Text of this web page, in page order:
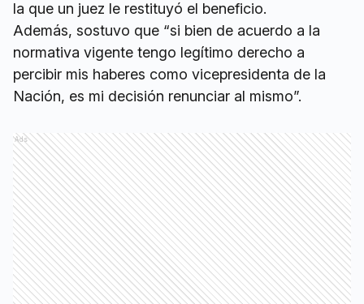
la que un juez le restituyó el beneficio.
Además, sostuvo que “si bien de acuerdo a la
normativa vigente tengo legítimo derecho a
percibir mis haberes como vicepresidenta de la
Nación, es mi decisión renunciar al mismo”.
Ads